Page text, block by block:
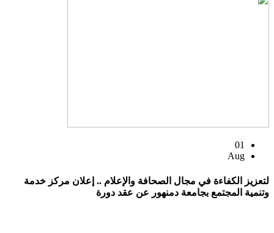
01
Aug
لتعزيز الكفاءة في مجال الصحافة والإعلام .. إعلان مركز خدمة
وتنمية المجتمع بجامعة دمنهور عن عقد دورة